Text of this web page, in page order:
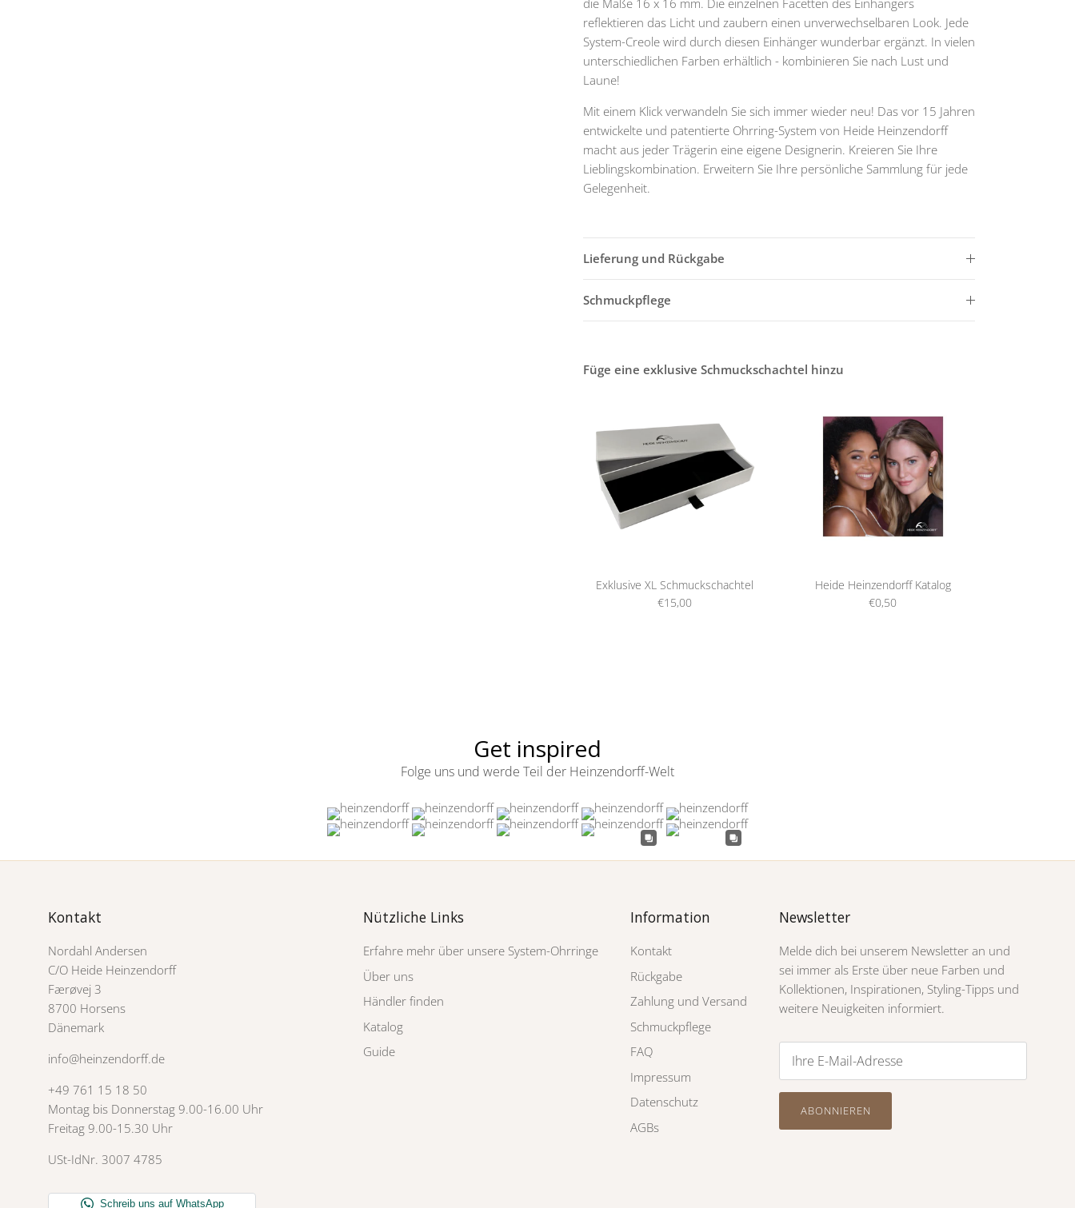
die Maße 16 x 16 mm. Die einzelnen Facetten des Einhängers
reflektieren das Licht und zaubern einen unverwechselbaren Look. Jede
System-Creole wird durch diesen Einhänger wunderbar ergänzt. In vielen
unterschiedlichen Farben erhältlich - kombinieren Sie nach Lust und
Laune!
Mit einem Klick verwandeln Sie sich immer wieder neu! Das vor 15 Jahren
entwickelte und patentierte Ohrring-System von Heide Heinzendorff
macht aus jeder Trägerin eine eigene Designerin. Kreieren Sie Ihre
Lieblingskombination. Erweitern Sie Ihre persönliche Sammlung für jede
Gelegenheit.
Lieferung und Rückgabe
Schmuckpflege
Füge eine exklusive Schmuckschachtel hinzu
Exklusive XL Schmuckschachtel
€15,00
Heide Heinzendorff Katalog
€0,50
Get inspired
Folge uns und werde Teil der Heinzendorff-Welt
Kontakt
Nordahl Andersen
C/O Heide Heinzendorff
Færøvej 3
8700 Horsens
Dänemark
info@heinzendorff.de
+49 761 15 18 50
Montag bis Donnerstag 9.00-16.00 Uhr
Freitag 9.00-15.30 Uhr
USt-IdNr. 3007 4785
Nützliche Links
Erfahre mehr über unsere System-Ohrringe
Über uns
Händler finden
Katalog
Guide
Information
Kontakt
Rückgabe
Zahlung und Versand
Schmuckpflege
FAQ
Impressum
Datenschutz
AGBs
Newsletter
Melde dich bei unserem Newsletter an und
sei immer als Erste über neue Farben und
Kollektionen, Inspirationen, Styling-Tipps und
weitere Neuigkeiten informiert.
ABONNIEREN